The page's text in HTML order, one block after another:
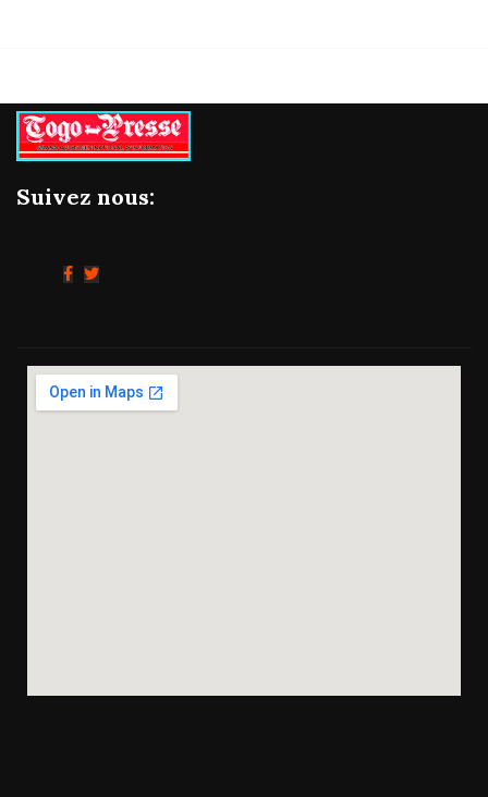
Suivez nous: